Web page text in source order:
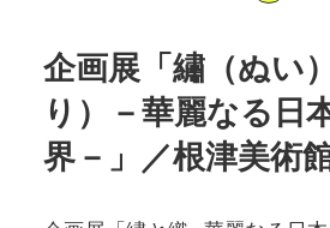
POLICY
企画展「繡（ぬい
り）－華麗なる日
界－」／根津美術